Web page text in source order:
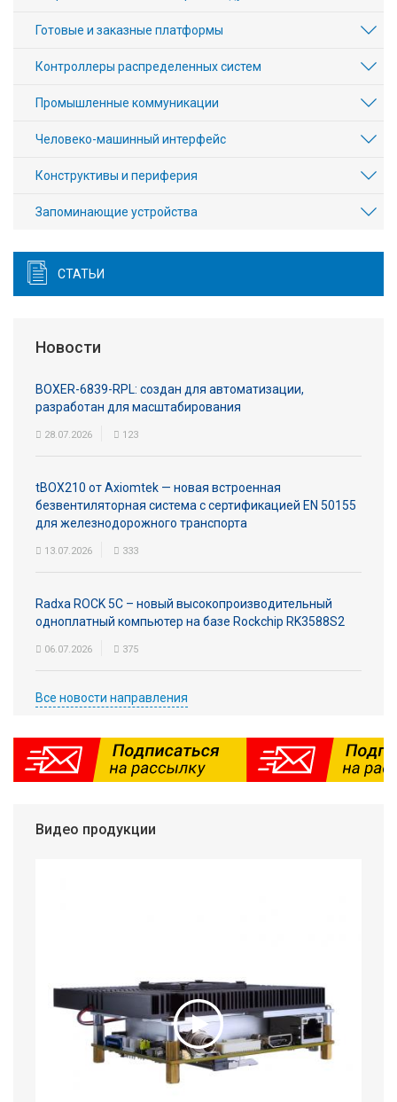
Готовые и заказные платформы
Контроллеры распределенных систем
Промышленные коммуникации
Человеко-машинный интерфейс
Конструктивы и периферия
Запоминающие устройства
СТАТЬИ
Новости
BOXER-6839-RPL: создан для автоматизации,
разработан для масштабирования
28.07.2026 123
tBOX210 от Axiomtek — новая встроенная
безвентиляторная система с сертификацией EN 50155
для железнодорожного транспорта
13.07.2026 333
Radxa ROCK 5C – новый высокопроизводительный
одноплатный компьютер на базе Rockchip RK3588S2
06.07.2026 375
Все новости направления
Видео продукции